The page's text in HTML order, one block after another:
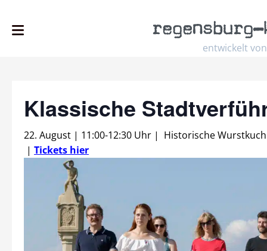
entwickelt von
regensburg–
Klassische
22. August | 11:00-12:30 Uhr | Historische
| Tickets hier